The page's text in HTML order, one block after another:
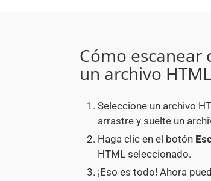
Cómo escanear
un archivo
Seleccione un archivo
arrastre y suelte un
Haga clic en el botón
HTML seleccionado.
¡Eso es todo! Ahora